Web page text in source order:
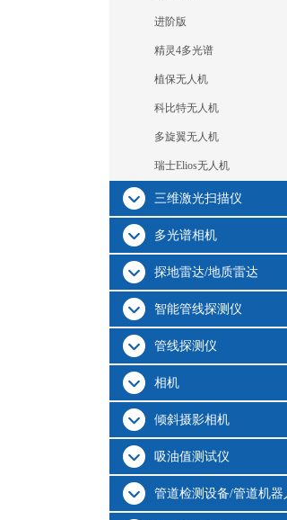
进阶版
精灵4多光谱
植保无人机
科比特无人机
多旋翼无人机
瑞士Elios无人机
三维激光扫描仪
多光谱相机
探地雷达/地质雷达
智能管线探测仪
管线探测仪
相机
倾斜摄影相机
吸油值测试仪
管道检测设备/管道机器